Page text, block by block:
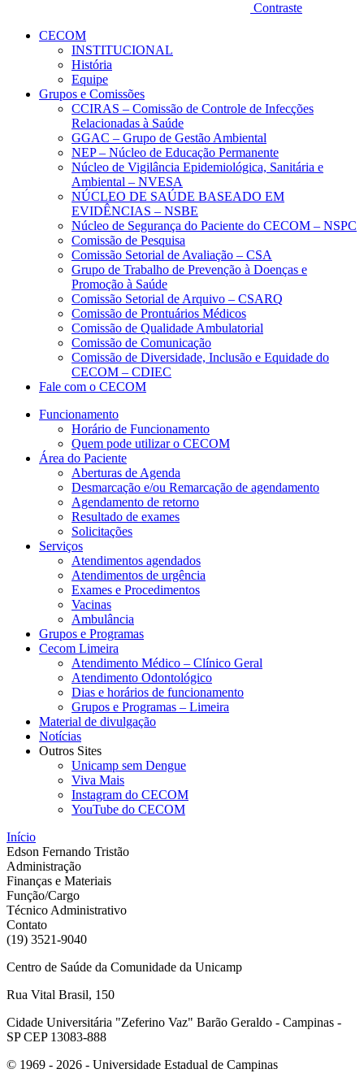
Contraste
CECOM
INSTITUCIONAL
História
Equipe
Grupos e Comissões
CCIRAS – Comissão de Controle de Infecções
Relacionadas à Saúde
GGAC – Grupo de Gestão Ambiental
NEP – Núcleo de Educação Permanente
Núcleo de Vigilância Epidemiológica, Sanitária e
Ambiental – NVESA
NÚCLEO DE SAÚDE BASEADO EM
EVIDÊNCIAS – NSBE
Núcleo de Segurança do Paciente do CECOM – NSPC
Comissão de Pesquisa
Comissão Setorial de Avaliação – CSA
Grupo de Trabalho de Prevenção à Doenças e
Promoção à Saúde
Comissão Setorial de Arquivo – CSARQ
Comissão de Prontuários Médicos
Comissão de Qualidade Ambulatorial
Comissão de Comunicação
Comissão de Diversidade, Inclusão e Equidade do
CECOM – CDIEC
Fale com o CECOM
Funcionamento
Horário de Funcionamento
Quem pode utilizar o CECOM
Área do Paciente
Aberturas de Agenda
Desmarcação e/ou Remarcação de agendamento
Agendamento de retorno
Resultado de exames
Solicitações
Serviços
Atendimentos agendados
Atendimentos de urgência
Exames e Procedimentos
Vacinas
Ambulância
Grupos e Programas
Cecom Limeira
Atendimento Médico – Clínico Geral
Atendimento Odontológico
Dias e horários de funcionamento
Grupos e Programas – Limeira
Material de divulgação
Notícias
Outros Sites
Unicamp sem Dengue
Viva Mais
Instagram do CECOM
YouTube do CECOM
Início
Edson Fernando Tristão
Administração
Finanças e Materiais
Função/Cargo
Técnico Administrativo
Contato
(19) 3521-9040
Centro de Saúde da Comunidade da Unicamp
Rua Vital Brasil, 150
Cidade Universitária "Zeferino Vaz" Barão Geraldo - Campinas -
SP CEP 13083-888
© 1969 - 2026 - Universidade Estadual de Campinas